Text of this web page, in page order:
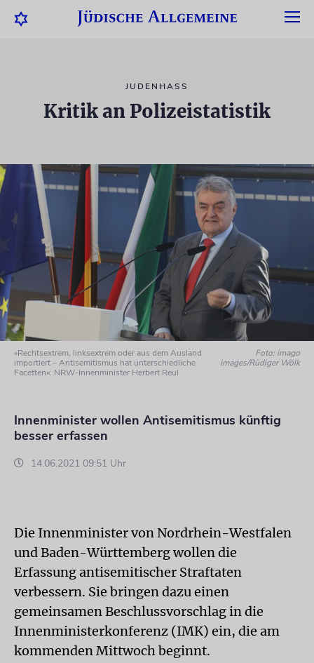
JUDENHASS
Kritik an Polizeistatistik
»Rechtsextrem, linksextrem oder aus dem Ausland
importiert – Antisemitismus hat unterschiedliche
Facetten«: NRW-Innenminister Herbert Reul
Foto: imago
images/Rüdiger Wölk
Innenminister wollen Antisemitismus künftig
besser erfassen
14.06.2021 09:51 Uhr
Die Innenminister von Nordrhein-Westfalen
und Baden-Württemberg wollen die
Erfassung antisemitischer Straftaten
verbessern. Sie bringen dazu einen
gemeinsamen Beschlussvorschlag in die
Innenministerkonferenz (IMK) ein, die am
kommenden Mittwoch beginnt.